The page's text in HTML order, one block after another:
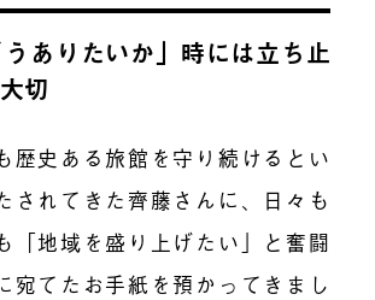
うありたいか」時には立ち止
切
歴史ある旅館を守り続けるとい
されてきた齊藤さんに、日々も
「地域を盛り上げたい」と奮闘
宛てたお手紙を預かってきまし